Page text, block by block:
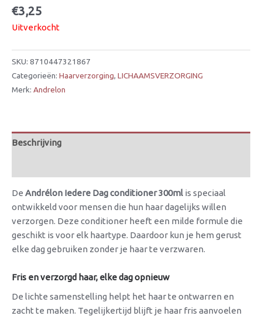
€3,25
Uitverkocht
SKU: 8710447321867
Categorieën: Haarverzorging, LICHAAMSVERZORGING
Merk: Andrelon
Beschrijving
De Andrélon Iedere Dag conditioner 300ml is speciaal
ontwikkeld voor mensen die hun haar dagelijks willen
verzorgen. Deze conditioner heeft een milde formule die
geschikt is voor elk haartype. Daardoor kun je hem gerust
elke dag gebruiken zonder je haar te verzwaren.
Fris en verzorgd haar, elke dag opnieuw
De lichte samenstelling helpt het haar te ontwarren en
zacht te maken. Tegelijkertijd blijft je haar fris aanvoelen